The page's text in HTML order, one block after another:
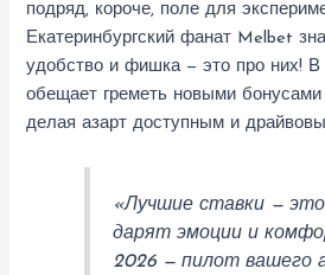
подряд, короче, поле для
Екатеринбургский фанат Melbet
удобство и фишка — это про них!
обещает греметь новыми бонусами
делая азарт доступным и
«Лучшие ставки —
дарят эмоции и
2026 — пилот вашего